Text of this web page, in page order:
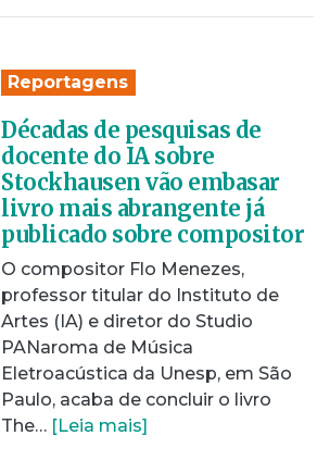
Reportagens
Décadas de pesquisas de
docente do IA sobre
Stockhausen vão embasar
livro mais abrangente já
publicado sobre compositor
O compositor Flo Menezes,
professor titular do Instituto de
Artes (IA) e diretor do Studio
PANaroma de Música
Eletroacústica da Unesp, em São
Paulo, acaba de concluir o livro
The… [Leia mais]